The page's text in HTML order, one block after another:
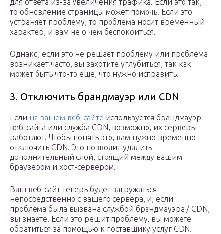
для ответа из-за увеличения трафика. Если это так,
то обновление страницы может помочь. Если это
устраняет проблему, то проблема носит временный
характер, и вам не о чем беспокоиться.
Однако, если это не решает проблему или проблема
возникает часто, вы захотите углубиться, так как
может быть что-то еще, что нужно исправить.
3. Отключить брандмауэр или CDN
Если на вашем веб-сайте используется брандмауэр
веб-сайта или служба CDN, возможно, их серверы
работают. Чтобы понять это, вам нужно временно
отключить CDN. Это позволит удалить
дополнительный слой, стоящий между вашим
браузером и хост-сервером.
Ваш веб-сайт теперь будет загружаться
непосредственно с вашего сервера, и, если
проблема была вызвана службой брандмауэра / CDN,
вы знаете. Если это решит проблему, вы можете
обратиться за помощью к поставщику услуг CDN.